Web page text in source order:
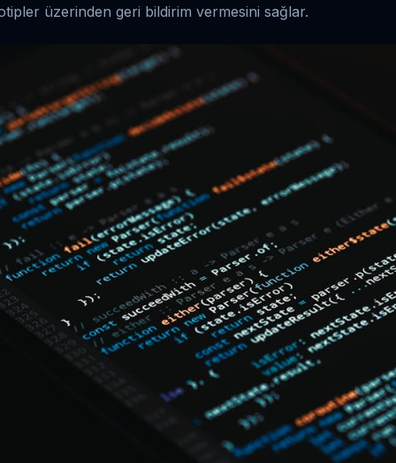
üzerinden geri bildirim vermesini sağlar.